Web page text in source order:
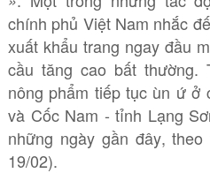
chính phủ Việt Nam nhắc
xuất khẩu trang ngay đầu
cầu tăng cao bất
nông phẩm tiếp tục ùn ứ ở
và Cốc Nam - tỉnh Lạng
những ngày gần đây,
19/02).